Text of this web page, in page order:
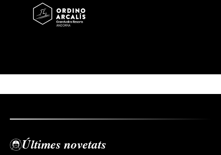
Últimes novetats